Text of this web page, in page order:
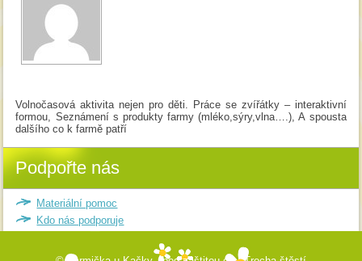
Volnočasová aktivita nejen pro děti. Práce se zvířátky – interaktivní
formou, Seznámení s produkty farmy (mléko,sýry,vlna….), A spousta
dalšího co k farmě patří
Podpořte nás
Materiální pomoc
Kdo nás podporuje